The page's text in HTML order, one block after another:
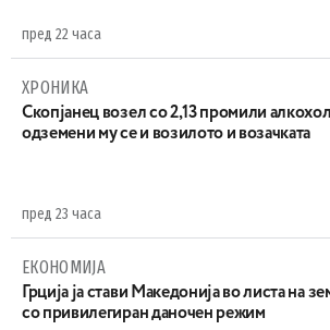
пред 22 часа
ХРОНИКА
Скопјанец возел со 2,13 промили
одземени му се и возилото и возачката
пред 23 часа
ЕКОНОМИЈА
Грција ја стави Македонија во листа на
со привилегиран даночен режим